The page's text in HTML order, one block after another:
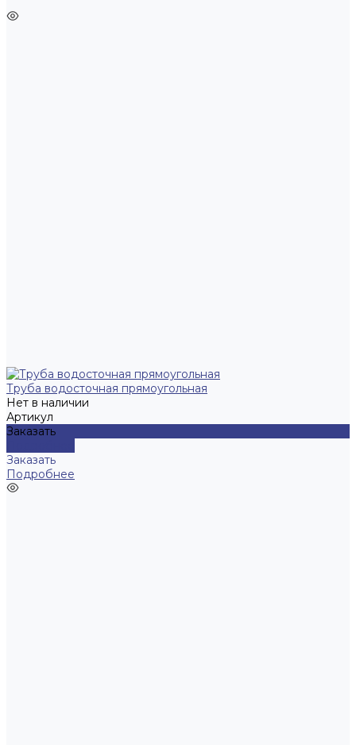
Труба водосточная прямоугольная
Нет в наличии
Артикул
Заказать
Заказать
Подробнее